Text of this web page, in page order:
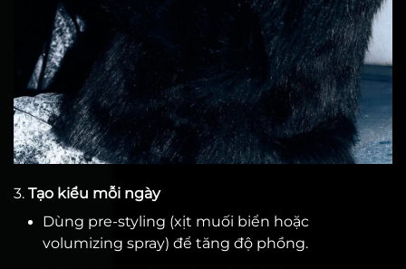
3. Tạo kiểu mỗi ngày
Dùng pre-styling (xịt muối biển hoặc
volumizing spray) để tăng độ phồng.